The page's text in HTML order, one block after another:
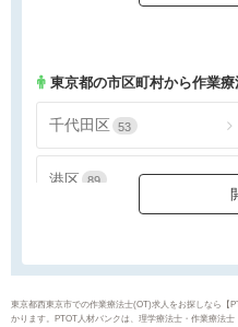
神奈川県 2242
東京都の市区町村から作業
千代田区 53
港区 89
東京都西東京市での作業療法士(OT)求人をお探しなら【
かります。PTOT人材バンクは、理学療法士・作業療法